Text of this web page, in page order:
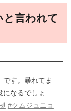
と言われて
す。暴れてま
なるでしょ
#クムジュニョ